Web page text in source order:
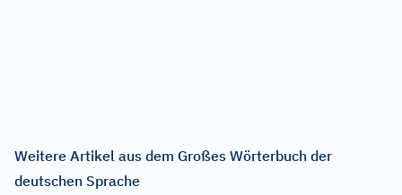
Weitere Artikel aus dem Großes Wörterbuch der
deutschen Sprache